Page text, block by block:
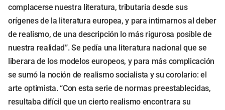
complacerse nuestra literatura, tributaria desde sus
orígenes de la literatura europea, y para intimarnos al deber
de realismo, de una descripción lo más rigurosa posible de
nuestra realidad”. Se pedía una literatura nacional que se
liberara de los modelos europeos, y para más complicación
se sumó la noción de realismo socialista y su corolario: el
arte optimista. “Con esta serie de normas preestablecidas,
resultaba difícil que un cierto realismo encontrara su